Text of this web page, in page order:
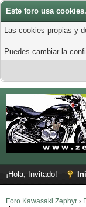
Este foro usa cookies.
Las cookies propias y
Puedes cambiar la
¡Hola, Invitado!
Foro Kawasaki Zephyr ›